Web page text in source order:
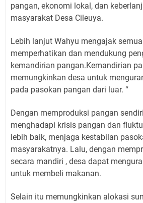
pangan, ekonomi lokal, dan
masyarakat Desa Cileuya.
Lebih lanjut Wahyu mengajak
memperhatikan dan mendukung
kemandirian pangan.Kemandirian
memungkinkan desa untuk
pada pasokan pangan dari luar. “
Dengan memproduksi pangan
menghadapi krisis pangan dan
lebih baik, menjaga kestabilan
masyarakatnya. Lalu, dengan
secara mandiri , desa dapat
untuk membeli makanan.
Selain itu memungkinkan alokasi